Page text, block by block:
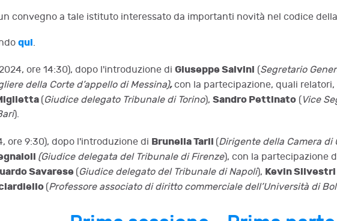
convegno a tale istituto interessato da importanti novità nel codice
qui.
ore 14:30), dopo l'introduzione di Giuseppe Salvini (Segretario
della Corte d’appello di Messina),con la partecipazione, quali relatori,
(Giudice delegato Tribunale di Torino), Sandro Pettinato ( Vice
).
ore 9:30), dopo l'introduzione di Brunella Tarli (Dirigente della Camera di
(Giudice delegata del Tribunale di Firenze), con la partecipazione
Savarese (Giudice delegato del Tribunale di Napoli), Kevin Silvestri
(Professore associato di diritto commerciale dell’Università di